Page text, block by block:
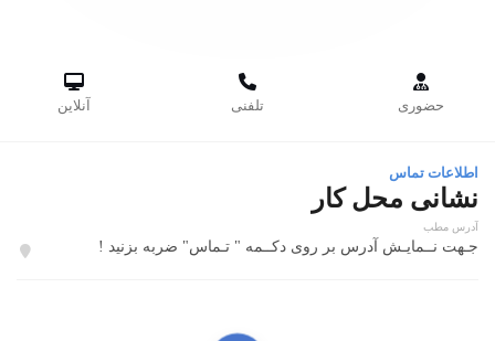

حضوری

تلفنی

آنلاین
اطلاعات تماس
نشانی محل کار
آدرس مطب
جـهت نــمایـش آدرس بر روی دکــمه " تـماس" ضربه بزنید !